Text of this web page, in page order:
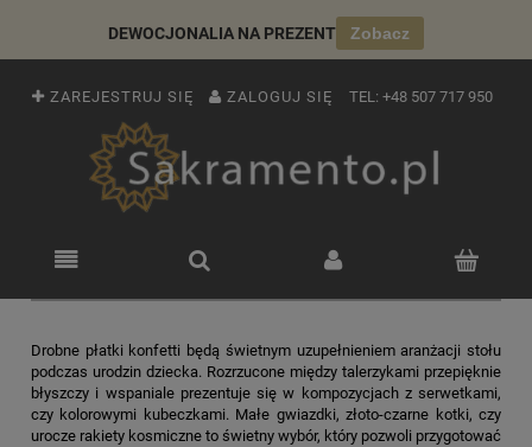
DEWOCJONALIA NA PREZENT Zobacz
ZAREJESTRUJ SIĘ ZALOGUJ SIĘ TEL: +48 507 717 950
Drobne płatki konfetti będą świetnym uzupełnieniem aranżacji stołu
podczas urodzin dziecka. Rozrzucone między talerzykami przepięknie
błyszczy i wspaniale prezentuje się w kompozycjach z serwetkami,
czy kolorowymi kubeczkami. Małe gwiazdki, złoto-czarne kotki, czy
urocze rakiety kosmiczne to świetny wybór, który pozwoli przygotować